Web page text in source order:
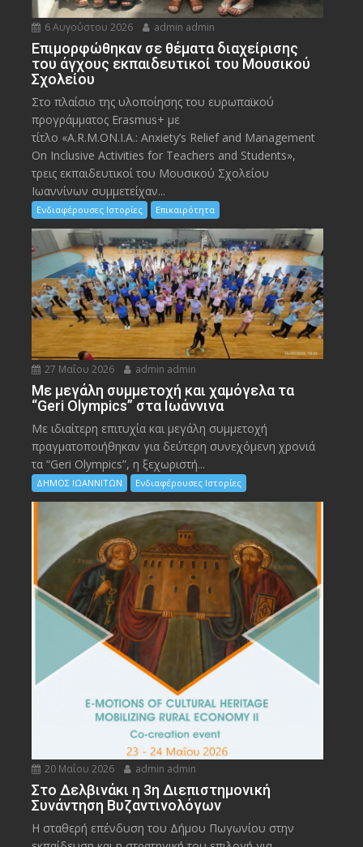
6 Αυγούστου 2026 admin admin
Eπιμορφώθηκαν σε θέματα διαχείρισης
του άγχους εκπαιδευτικοί του Μουσικού
Σχολείου
Στο πλαίσιο της υλοποίησης του ευρωπαϊκού
προγράμματος Erasmus+ με
τίτλο «A.R.M.ON.I.A.: Anxiety’s Relief and Management
On Inclusive Activities for Teachers and Students»,
τρεις εκπαιδευτικοί του Μουσικού Σχολείου
Ιωαννίνων συμμετείχαν...
Ενδιαφέρουσες Ιστορίες Επικαιρότητα
27 Μαΐου 2026 admin admin
Με μεγάλη συμμετοχή και χαμόγελα τα
“Geri Olympics” στα Ιωάννινα
Με ιδιαίτερη επιτυχία και μεγάλη συμμετοχή
πραγματοποιήθηκαν για δεύτερη συνεχόμενη χρονιά
τα “Geri Olympics”, η ξεχωριστή...
ΔΗΜΟΣ ΙΩΑΝΝΙΤΩΝ Ενδιαφέρουσες Ιστορίες
20 Μαΐου 2026 admin admin
Στο Δελβινάκι η 3η Διεπιστημονική
Συνάντηση Βυζαντινολόγων
Η σταθερή επένδυση του Δήμου Πωγωνίου στην